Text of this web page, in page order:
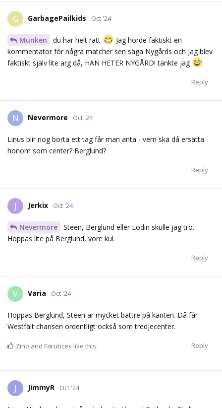
G GarbagePailkids Oct '24
Munken du har helt rätt
Jag hörde faktiskt en
kommentator för några matcher sen säga Nygårds och jag blev
faktiskt själv lite arg då, HAN HETER NYGÅRD! tänkte jag
Reply
N Nevermore Oct '24
Linus blir nog borta ett tag får man anta - vem ska då ersätta
honom som center? Berglund?
Reply
J Jerkix Oct '24
Nevermore
Steen, Berglund eller Lodin skulle jag tro.
Hoppas lite på Berglund, vore kul.
Reply
V Varia Oct '24
Hoppas Berglund, Steen är mycket bättre på kanten. Då får
Westfält chansen ordentligt också som tredjecenter.
Reply
Zino and Farubcek like this.
J JimmyR Oct '24